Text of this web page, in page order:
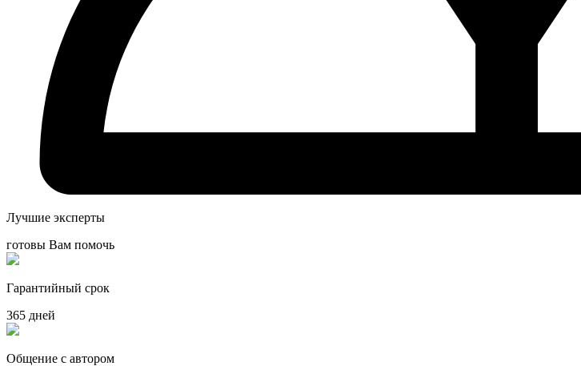
Лучшие эксперты
готовы Вам помочь
Гарантийный срок
365 дней
Общение с автором